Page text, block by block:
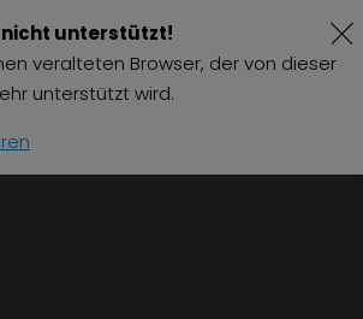
nicht unterstützt!
veralteten Browser, der von dieser
unterstützt wird.